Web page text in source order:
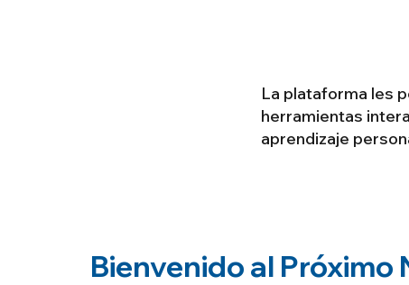
Bienvenido al Próximo
La plataforma les
herramientas
aprendizaje